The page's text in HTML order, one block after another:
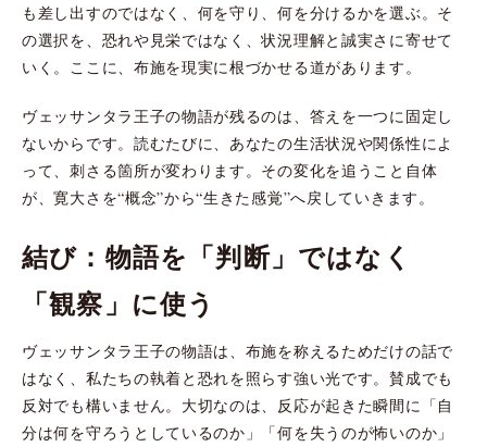
も差し出すのではなく、何を守り、何を分けるかを選ぶ。そ
の選択を、恐れや見栄ではなく、状況理解と誠実さに寄せて
いく。ここに、布施を現実に根づかせる道があります。
ヴェッサンタラ王子の物語が残るのは、答えを一つに固定し
ないからです。読むたびに、あなたの生活状況や関係性によ
って、刺さる箇所が変わります。その変化を追うこと自体
が、寛大さを“概念”から“生きた感覚”へ戻していきます。
結び：物語を「判断」ではなく
「観察」に使う
ヴェッサンタラ王子の物語は、布施を称えるためだけの話で
はなく、私たちの執着と恐れを照らす強い光です。賛成でも
反対でも構いません。大切なのは、反応が起きた瞬間に「自
分は何を守ろうとしているのか」「何を失うのが怖いのか」